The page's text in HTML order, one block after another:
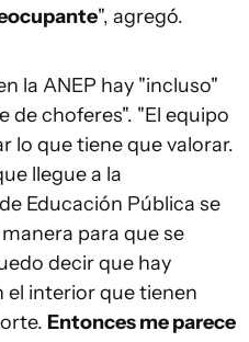
", agregó.
la ANEP hay "incluso"
de choferes". "El equipo
lo que tiene que valorar.
llegue a la
Educación Pública se
para que se
decir que hay
el interior que tienen
Entonces me parece